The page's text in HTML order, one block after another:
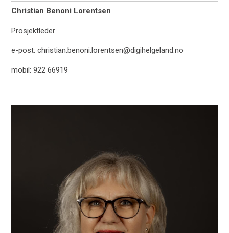
Christian Benoni Lorentsen
Prosjektleder
e-post: christian.benoni.lorentsen@digihelgeland.no
mobil: 922 66919